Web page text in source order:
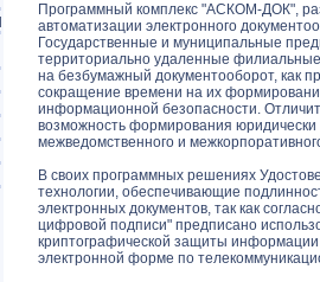
Программный комплекс "АСКОМ-ДОК",
автоматизации электронного
Государственные и муниципальные
территориально удаленные
на безбумажный документооборот, как
сокращение времени на их
информационной безопасности.
возможность формирования
межведомственного и
В своих программных решениях
технологии, обеспечивающие
электронных документов, так как
цифровой подписи" предписано
криптографической защиты
электронной форме по